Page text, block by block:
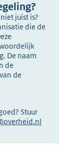
juist is?
die de
De naam
de
de
Stuur